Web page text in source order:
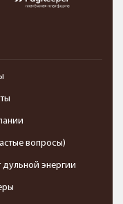
вопросы)
дульной энергии